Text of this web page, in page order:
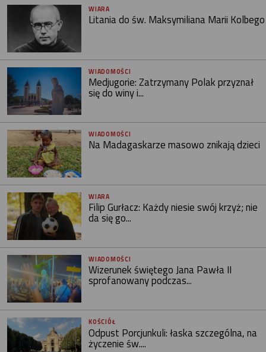
WIARA
Litania do św. Maksymiliana Marii Kolbego
WIADOMOŚCI
Medjugorie: Zatrzymany Polak przyznał
się do winy i...
WIADOMOŚCI
Na Madagaskarze masowo znikają dzieci
WIARA
Filip Gurłacz: Każdy niesie swój krzyż; nie
da się go...
WIADOMOŚCI
Wizerunek świętego Jana Pawła II
sprofanowany podczas...
KOŚCIÓŁ
Odpust Porcjunkuli: łaska szczególna, na
życzenie św....